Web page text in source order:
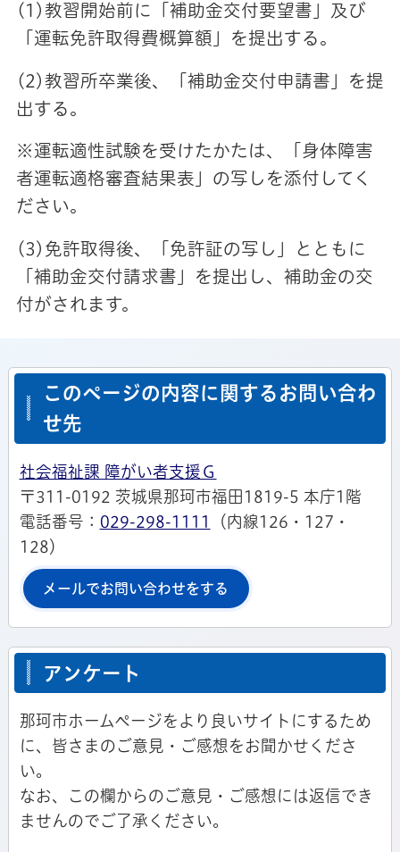
(1)教習開始前に「補助金交付要望書」及び
「運転免許取得費概算額」を提出する。
(2)教習所卒業後、「補助金交付申請書」を提
出する。
※運転適性試験を受けたかたは、「身体障害
者運転適格審査結果表」の写しを添付してく
ださい。
(3)免許取得後、「免許証の写し」とともに
「補助金交付請求書」を提出し、補助金の交
付がされます。
このページの内容に関するお問い合わ
せ先
社会福祉課 障がい者支援Ｇ
〒311-0192 茨城県那珂市福田1819-5 本庁1階
電話番号： 029-298-1111
（内線126・127・
128）
メールでお問い合わせをする
アンケート
那珂市ホームページをより良いサイトにするため
に、皆さまのご意見・ご感想をお聞かせくださ
い。
なお、この欄からのご意見・ご感想には返信でき
ませんのでご了承ください。